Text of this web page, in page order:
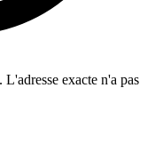
exacte n'a pas